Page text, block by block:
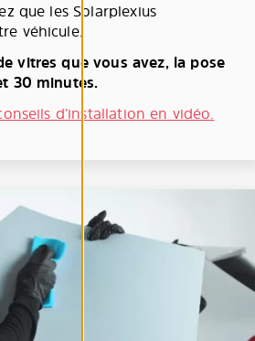
que les Solarplexius
véhicule.
vitres que vous avez, la pose
30 minutes.
d’installation en vidéo.